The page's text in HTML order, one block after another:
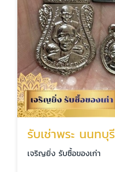
รับเช่าพระ นนทบุรี
เจริญยิ่ง รับซื้อของเก่า